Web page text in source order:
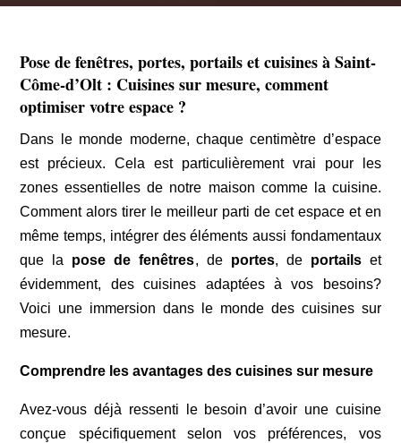
Pose de fenêtres, portes, portails et cuisines à Saint-
Côme-d’Olt : Cuisines sur mesure, comment
optimiser votre espace ?
Dans le monde moderne, chaque centimètre d’espace
est précieux. Cela est particulièrement vrai pour les
zones essentielles de notre maison comme la cuisine.
Comment alors tirer le meilleur parti de cet espace et en
même temps, intégrer des éléments aussi fondamentaux
que la pose de fenêtres, de portes, de portailset
évidemment, des cuisines adaptées à vos besoins?
Voici une immersion dans le monde des cuisines sur
mesure.
Comprendre les avantages des cuisines sur mesure
Avez-vous déjà ressenti le besoin d’avoir une cuisine
conçue spécifiquement selon vos préférences, vos